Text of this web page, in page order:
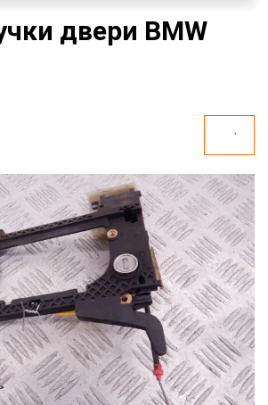
двери BMW